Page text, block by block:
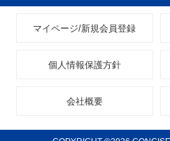
マイページ/新規会員登録
個人情報保護方針
会社概要